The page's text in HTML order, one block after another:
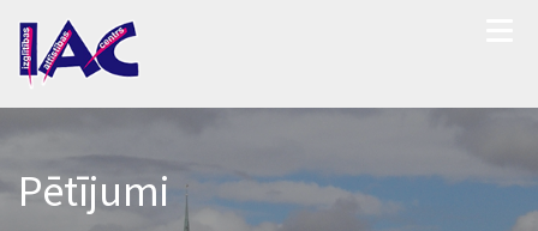
Pētījumi